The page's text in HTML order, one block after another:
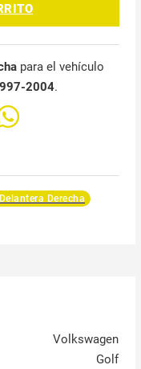
para el vehículo
2004.
Derecha
Volkswagen
Golf